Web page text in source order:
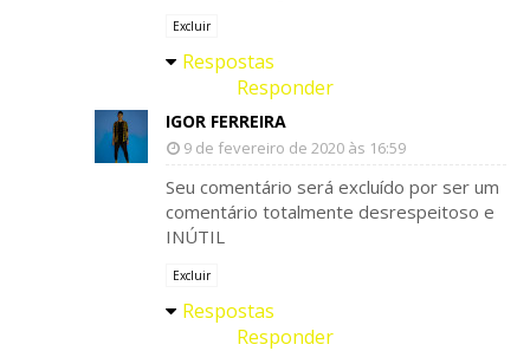
Excluir
Respostas
Responder
IGOR FERREIRA
9 de fevereiro de 2020 às 16:59
Seu comentário será excluído por ser um
comentário totalmente desrespeitoso e
INÚTIL
Excluir
Respostas
Responder